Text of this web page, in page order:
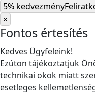
5% kedvezmény
×
Fontos értesítés
Kedves Ügyfeleink!
Ezúton tájékoztatjuk
technikai okok miatt
esetleges